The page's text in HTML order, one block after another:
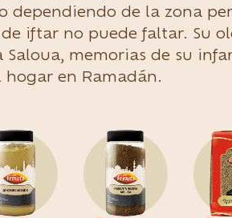
dependiendo de la zona
iftar no puede faltar. Su
Saloua, memorias de su
hogar en Ramadán.